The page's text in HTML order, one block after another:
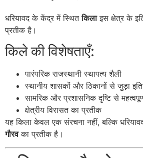
धरियावद के केंद्र में स्थितकिलाइस क्षेत्र के
प्रतीक है।
किले की विशेषताएँ:
पारंपरिक राजस्थानी स्थापत्य शैली
स्थानीय शासकों और ठिकानों से जुड़ा
सामरिक और प्रशासनिक दृष्टि से
क्षेत्रीय विरासत का प्रतीक
यह किला केवल एक संरचना नहीं, बल्कि
गौरवका प्रतीक है।